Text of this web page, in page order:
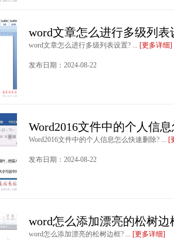
word文章怎么进行多级列表
word文章怎么进行多级列表设置? ... [更多详细]
发布日期：2024-08-22
Word2016文件中的个人信
Word2016文件中的个人信息怎么快速删除? ... [
发布日期：2024-08-22
word怎么添加漂亮的松树边
word怎么添加漂亮的松树边框? ... [更多详细]